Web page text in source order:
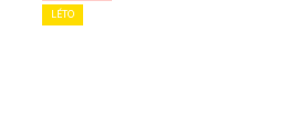
LÉTO